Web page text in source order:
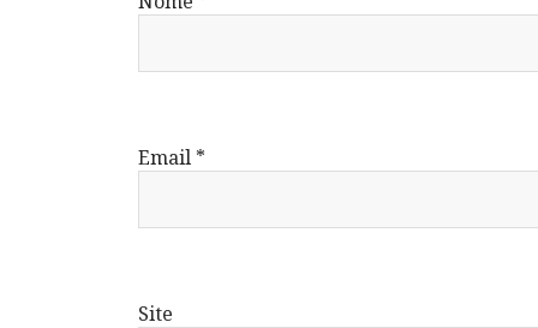
Email *
Site